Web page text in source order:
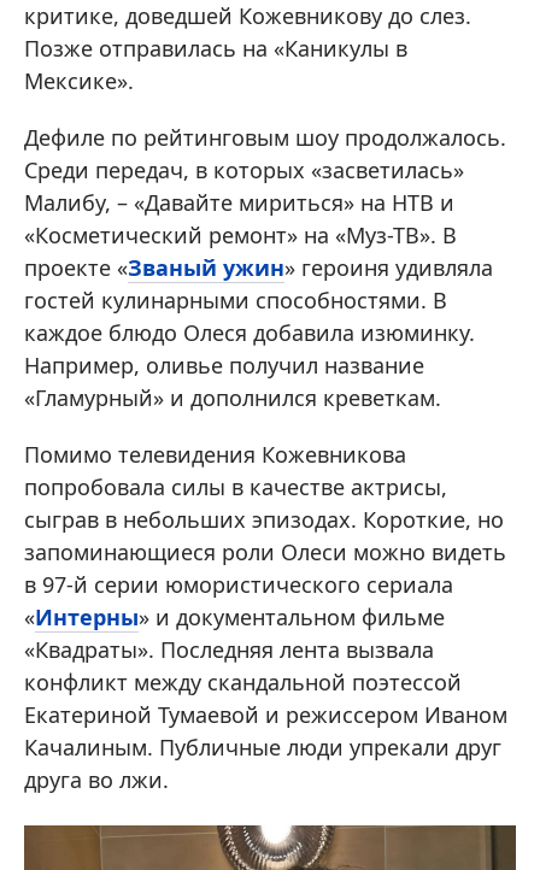
критике, доведшей Кожевникову до слез.
Позже отправилась на «Каникулы в
Мексике».
Дефиле по рейтинговым шоу продолжалось.
Среди передач, в которых «засветилась»
Малибу, – «Давайте мириться» на НТВ и
«Косметический ремонт» на «Муз-ТВ». В
проекте «Званый ужин» героиня удивляла
гостей кулинарными способностями. В
каждое блюдо Олеся добавила изюминку.
Например, оливье получил название
«Гламурный» и дополнился креветкам.
Помимо телевидения Кожевникова
попробовала силы в качестве актрисы,
сыграв в небольших эпизодах. Короткие, но
запоминающиеся роли Олеси можно видеть
в 97-й серии юмористического сериала
«Интерны» и документальном фильме
«Квадраты». Последняя лента вызвала
конфликт между скандальной поэтессой
Екатериной Тумаевой и режиссером Иваном
Качалиным. Публичные люди упрекали друг
друга во лжи.